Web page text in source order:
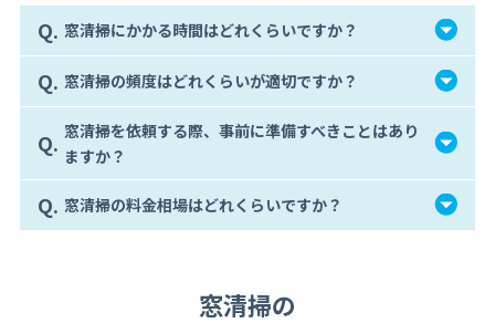
Q. 窓清掃にかかる時間はどれくらいですか？
Q. 窓清掃の頻度はどれくらいが適切ですか？
Q. 窓清掃を依頼する際、事前に準備すべきことはあり
ますか？
Q. 窓清掃の料金相場はどれくらいですか？
窓清掃の